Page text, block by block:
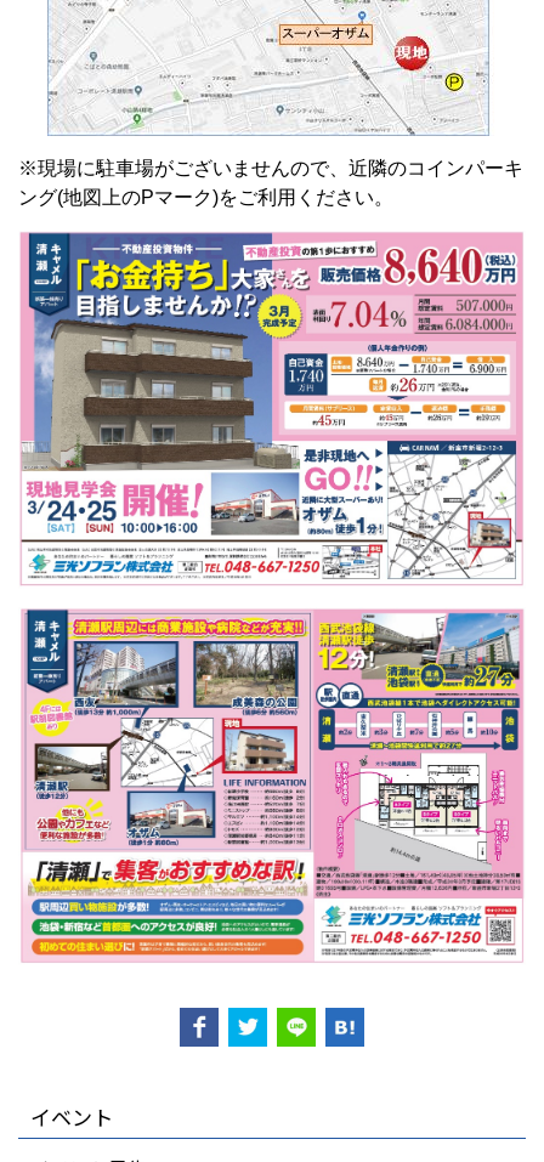
※現場に駐車場がございませんので、近隣のコインパーキ
ング(地図上のPマーク)をご利用ください。
イベント